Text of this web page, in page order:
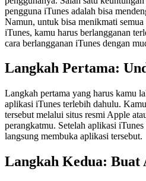
pengguna iTunes adalah bisa
Namun, untuk bisa menikmati
iTunes, kamu harus berlangganan
cara berlangganan iTunes dengan
Langkah Pertama:
Langkah pertama yang harus kamu
aplikasi iTunes terlebih dahulu.
tersebut melalui situs resmi Apple
perangkatmu. Setelah aplikasi
langsung membuka aplikasi tersebut.
Langkah Kedua: Buat